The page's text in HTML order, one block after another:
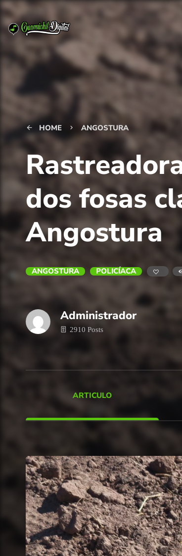
arrow_back HOME keyboard_arrow_right ANGOSTURA
dos fosas
Angostura
ANGOSTURA POLICÍACA
Administrador
2910 Posts
ARTICULO